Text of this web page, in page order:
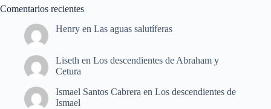
Comentarios recientes
Henry en Las aguas salutíferas
Liseth en Los descendientes de Abraham y
Cetura
Ismael Santos Cabrera en Los descendientes de
Ismael